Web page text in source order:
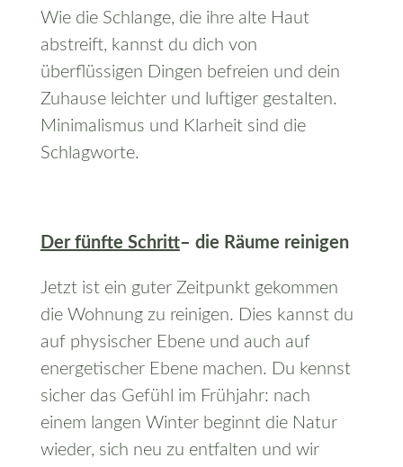
Wie die Schlange, die ihre alte Haut
abstreift, kannst du dich von
überflüssigen Dingen befreien und dein
Zuhause leichter und luftiger gestalten.
Minimalismus und Klarheit sind die
Schlagworte.
Der fünfte Schritt– die Räume reinigen
Jetzt ist ein guter Zeitpunkt gekommen
die Wohnung zu reinigen. Dies kannst du
auf physischer Ebene und auch auf
energetischer Ebene machen. Du kennst
sicher das Gefühl im Frühjahr: nach
einem langen Winter beginnt die Natur
wieder, sich neu zu entfalten und wir